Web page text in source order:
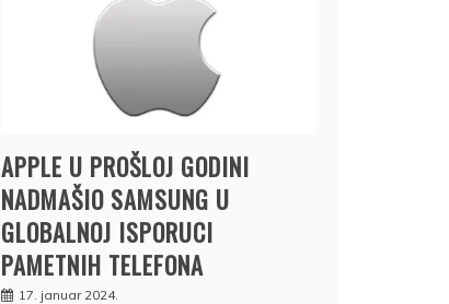
APPLE U PROŠLOJ GODINI
NADMAŠIO SAMSUNG U
GLOBALNOJ ISPORUCI
PAMETNIH TELEFONA
17. januar 2024.